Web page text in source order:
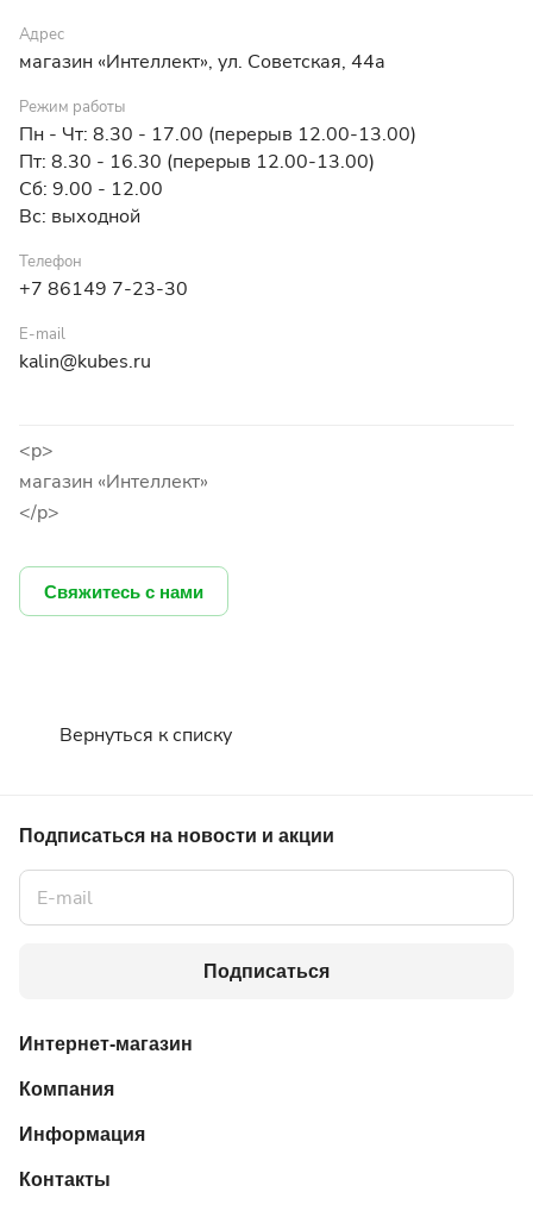
Адрес
магазин «Интеллект», ул. Советская, 44а
Режим работы
Пн - Чт: 8.30 - 17.00 (перерыв 12.00-13.00)
Пт: 8.30 - 16.30 (перерыв 12.00-13.00)
Сб: 9.00 - 12.00
Вс: выходной
Телефон
+7 86149 7-23-30
E-mail
kalin@kubes.ru
<p>
магазин «Интеллект»
</p>
Свяжитесь с нами
Вернуться к списку
Подписаться на новости и акции
Подписаться
Интернет-магазин
Компания
Информация
Контакты